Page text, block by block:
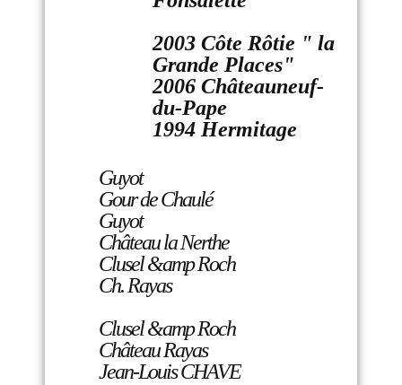
2003 Côte Rôtie " la
Grande Places"
2006 Châteauneuf-
du-Pape
1994 Hermitage
Guyot
Gour de Chaulé
Guyot
Château la Nerthe
Clusel &amp Roch
Ch. Rayas
Clusel &amp Roch
Château Rayas
Jean-Louis CHAVE